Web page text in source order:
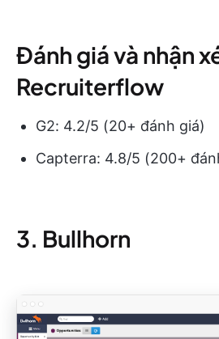
Đánh giá và nhận
Recruiterflow
G2: 4.2/5 (20+ đánh giá)
Capterra: 4.8/5 (200+
3. Bullhorn